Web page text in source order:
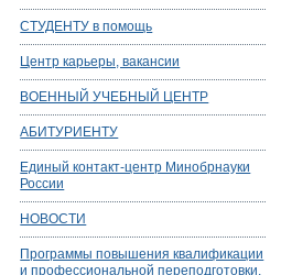
СТУДЕНТУ в помощь
Центр карьеры, вакансии
ВОЕННЫЙ УЧЕБНЫЙ ЦЕНТР
АБИТУРИЕНТУ
Единый контакт-центр Минобрнауки
России
НОВОСТИ
Программы повышения квалификации
и профессиональной переподготовки,